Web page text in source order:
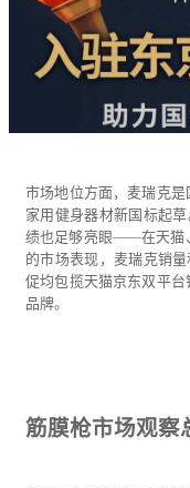
市场地位方面，麦瑞克
家用健身器材新国标起
绩也足够亮眼——在天猫
的市场表现，麦瑞克销
促均包揽天猫京东双平
品牌。
筋膜枪市场观察